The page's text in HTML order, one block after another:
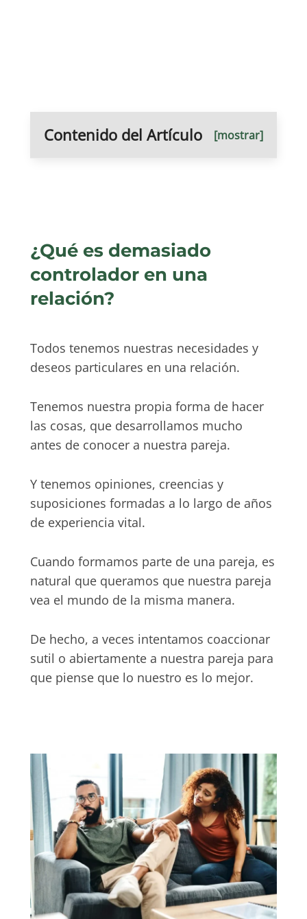
Contenido del Artículo [mostrar]
¿Qué es demasiado
controlador en una
relación?
Todos tenemos nuestras necesidades y
deseos particulares en una relación.
Tenemos nuestra propia forma de hacer
las cosas, que desarrollamos mucho
antes de conocer a nuestra pareja.
Y tenemos opiniones, creencias y
suposiciones formadas a lo largo de años
de experiencia vital.
Cuando formamos parte de una pareja, es
natural que queramos que nuestra pareja
vea el mundo de la misma manera.
De hecho, a veces intentamos coaccionar
sutil o abiertamente a nuestra pareja para
que piense que lo nuestro es lo mejor.